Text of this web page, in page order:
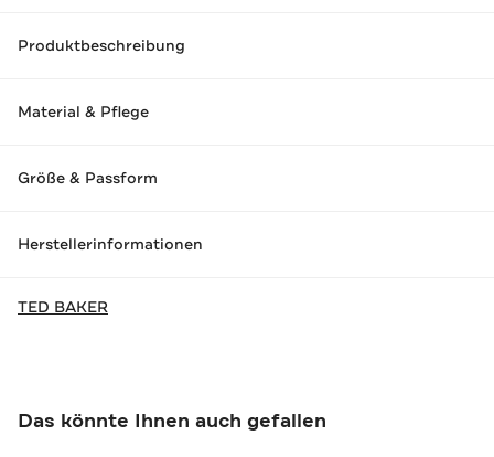
Produktbeschreibung
Material & Pflege
Größe & Passform
Herstellerinformationen
TED BAKER
Das könnte Ihnen auch gefallen